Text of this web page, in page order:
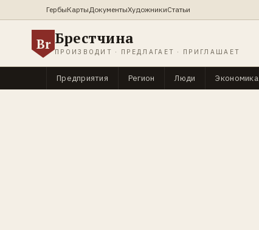
ГербыКартыДокументыХудожникиСтатьи
Br Брестчина
ПРОИЗВОДИТ · ПРЕДЛАГАЕТ · ПРИГЛАШАЕТ
Предприятия Регион Люди Экономика